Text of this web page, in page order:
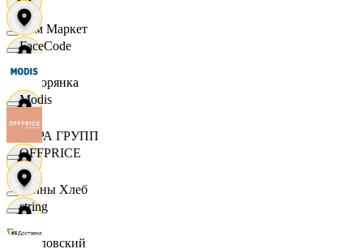
Хом Маркет
Хуторянка
ЦЕРА ГРУПП
Челны Хлеб
Чкаловский
FaceCode
Modis
OFFPRICE
string